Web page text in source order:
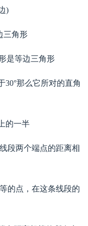
)
三角形
是等边三角形
30°那么它所对的直角
的一半
段两个端点的距离相
的点，在这条线段的